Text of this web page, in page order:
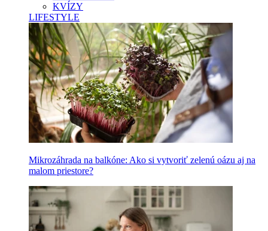
KVÍZY
LIFESTYLE
Mikrozáhrada na balkóne: Ako si vytvoriť zelenú oázu aj na
malom priestore?